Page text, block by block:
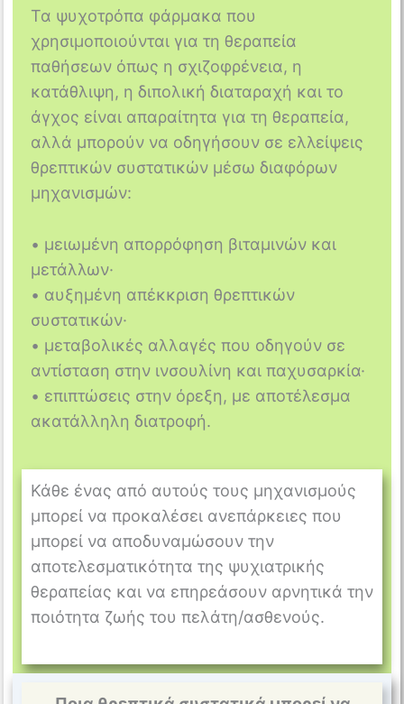
Τα ψυχοτρόπα φάρμακα που
χρησιμοποιούνται για τη θεραπεία
παθήσεων όπως η σχιζοφρένεια, η
κατάθλιψη, η διπολική διαταραχή και το
άγχος είναι απαραίτητα για τη θεραπεία,
αλλά μπορούν να οδηγήσουν σε ελλείψεις
θρεπτικών συστατικών μέσω διαφόρων
μηχανισμών:
• μειωμένη απορρόφηση βιταμινών και
μετάλλων·
• αυξημένη απέκκριση θρεπτικών
συστατικών·
• μεταβολικές αλλαγές που οδηγούν σε
αντίσταση στην ινσουλίνη και παχυσαρκία·
• επιπτώσεις στην όρεξη, με αποτέλεσμα
ακατάλληλη διατροφή.
Κάθε ένας από αυτούς τους μηχανισμούς
μπορεί να προκαλέσει ανεπάρκειες που
μπορεί να αποδυναμώσουν την
αποτελεσματικότητα της ψυχιατρικής
θεραπείας και να επηρεάσουν αρνητικά την
ποιότητα ζωής του πελάτη/ασθενούς.